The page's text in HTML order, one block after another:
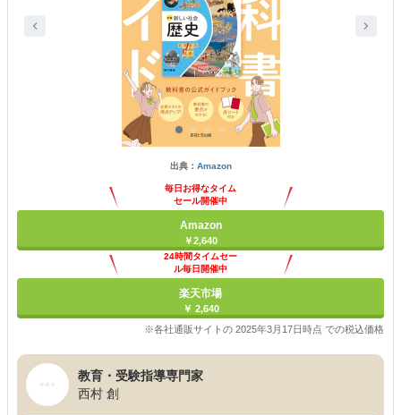
出典： Amazon
毎日お得なタイム
セール開催中
Amazon
￥2,640
24時間タイムセー
ル毎日開催中
楽天市場
￥ 2,640
※各社通販サイトの 2025年3月17日時点 での税込価格
教育・受験指導専門家
西村 創